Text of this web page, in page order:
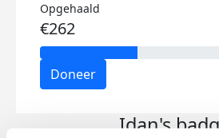
Opgehaald
€262
Doneer
Idan's